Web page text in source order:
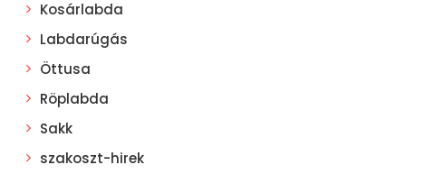
Kosárlabda
Labdarúgás
Öttusa
Röplabda
Sakk
szakoszt-hirek